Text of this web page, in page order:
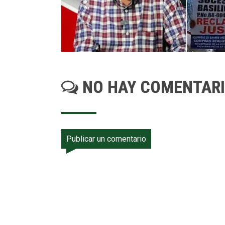
NO HAY
Publicar un comentario